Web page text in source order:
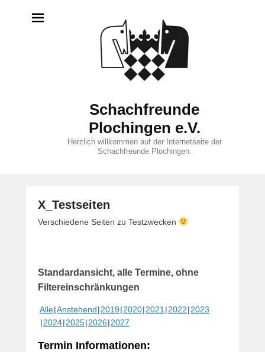
Schachfreunde
Plochingen e.V.
Herzlich willkommen auf der Internetseite der
Schachfreunde Plochingen.
X_Testseiten
V
f
f
n
Verschiedene Seiten zu Testzwecken
Standardansicht, alle Termine, ohne
Filtereinschränkungen
Alle Anstehend 2019 2020 2021 2022 2023
2024 2025 2026 2027
Termin Informationen: